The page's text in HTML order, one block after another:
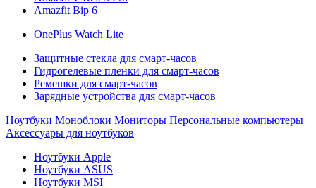
Amazfit Bip 6
OnePlus Watch Lite
Защитные стекла для смарт-часов
Гидрогелевые пленки для смарт-часов
Ремешки для смарт-часов
Зарядные устройства для смарт-часов
Ноутбуки Моноблоки Мониторы Персональные компьютеры
Аксессуары для ноутбуков
Ноутбуки Apple
Ноутбуки ASUS
Ноутбуки MSI